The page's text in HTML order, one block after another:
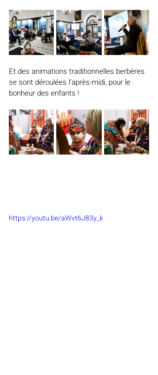
Et des animations traditionnelles berbères
se sont déroulées l’après-midi, pour le
bonheur des enfants !
https://youtu.be/aWvt6J83y_k